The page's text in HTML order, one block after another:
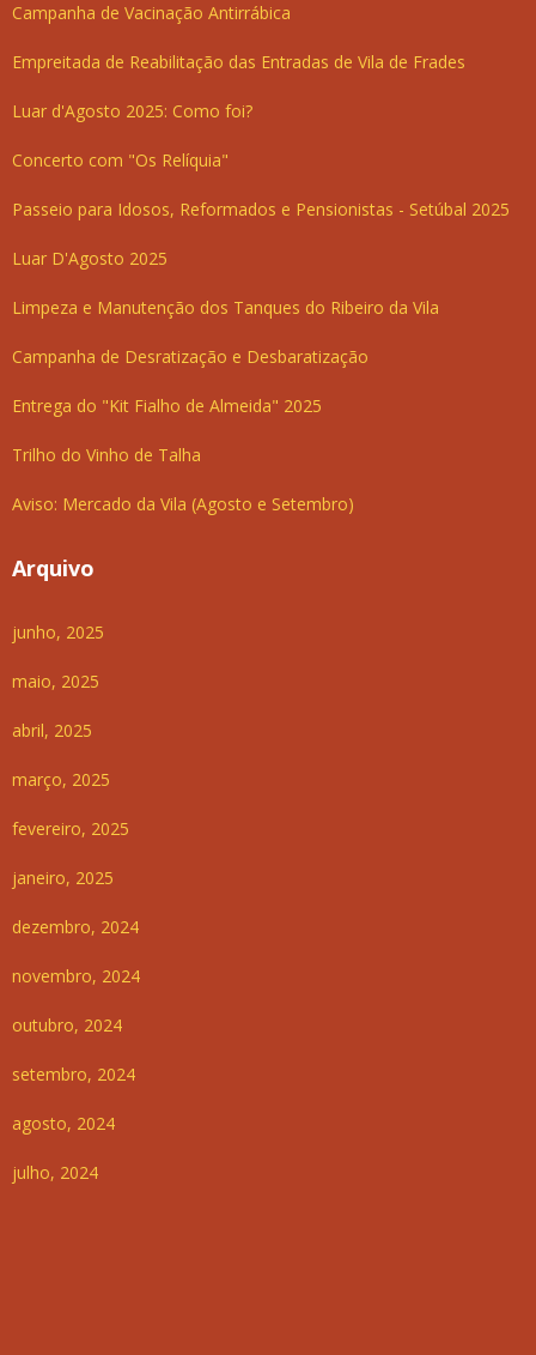
Campanha de Vacinação Antirrábica
Empreitada de Reabilitação das Entradas de Vila de Frades
Luar d'Agosto 2025: Como foi?
Concerto com "Os Relíquia"
Passeio para Idosos, Reformados e Pensionistas - Setúbal 2025
Luar D'Agosto 2025
Limpeza e Manutenção dos Tanques do Ribeiro da Vila
Campanha de Desratização e Desbaratização
Entrega do "Kit Fialho de Almeida" 2025
Trilho do Vinho de Talha
Aviso: Mercado da Vila (Agosto e Setembro)
Arquivo
junho, 2025
maio, 2025
abril, 2025
março, 2025
fevereiro, 2025
janeiro, 2025
dezembro, 2024
novembro, 2024
outubro, 2024
setembro, 2024
agosto, 2024
julho, 2024